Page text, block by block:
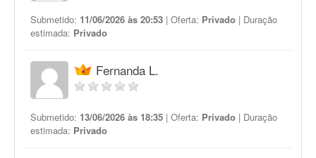
Submetido: 11/06/2026 às 20:53 | Oferta: Privado | Duração
estimada: Privado
Fernanda L.
Submetido: 13/06/2026 às 18:35 | Oferta: Privado | Duração
estimada: Privado